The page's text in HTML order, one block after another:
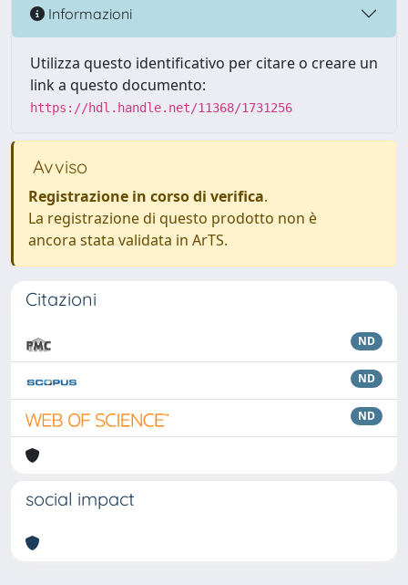
Informazioni
Utilizza questo identificativo per citare o creare un
link a questo documento:
https://hdl.handle.net/11368/1731256
Avviso
Registrazione in corso di verifica.
La registrazione di questo prodotto non è
ancora stata validata in ArTS.
Citazioni
ND
ND
ND
social impact